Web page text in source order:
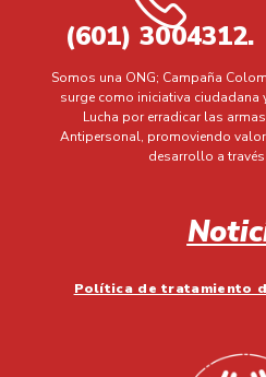
(601) 3004312.
Somos una ONG; Campaña
surge como iniciativa ciudadana
Lucha por erradicar las
Antipersonal, promoviendo
desarrollo a
Política de tratamiento